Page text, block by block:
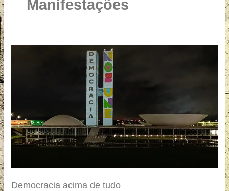
e
Manifestações
Democracia acima de tudo